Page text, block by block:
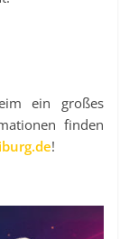
ein großes
finden
!